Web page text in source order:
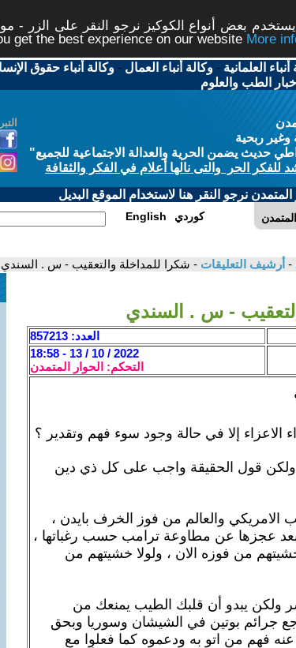
بعض أنواع الكوكيز نرجو النقر على الزر -
get the best experience on our website
العلمانية -وكالة أنباء العمال -وكالة أنباء حقوق
اخبار الطب والعلوم
وغير ربحية
حديث يضمن الحرية والعدالة الاجتماعية للجميع"
الحر والتى نالها أعلام في الفكر والثقافة
نرجو النقر هنا لاستخدام الموقع البديل
English كوردي
- أرشيف التعليقات - شكرا للمداخلة والتعقيب - س . السندي
- س . السندي
العدد: 857213
2022 / 10 / 13 - 18:58
التحكم: الحوار المتمدن
قول الحقيقة واجب على كل ذي دين
والعالم من فوز الخرف بايدن ،
بعد عجزها عن مطاوعة ترامب حسب رغباتها ،
من فوزه الان ، ولولا خشيتهم من
ولكن يبدو أن قلبك الطيب يمنعك من
جرائم بوتين في الشيشان وسوريا وبحق
عنه فهم من اتو به ودعموه كما فعلوا مع